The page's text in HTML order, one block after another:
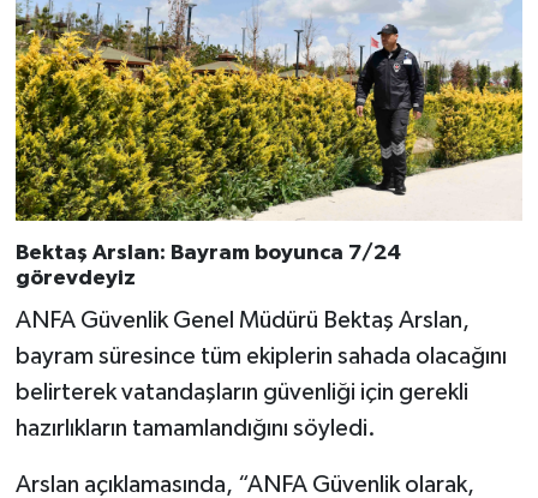
Bektaş Arslan: Bayram boyunca 7/24
görevdeyiz
ANFA Güvenlik Genel Müdürü Bektaş Arslan,
bayram süresince tüm ekiplerin sahada olacağını
belirterek vatandaşların güvenliği için gerekli
hazırlıkların tamamlandığını söyledi.
Arslan açıklamasında, “ANFA Güvenlik olarak,